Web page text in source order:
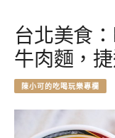
台北美食
牛肉麵，
陳小可的吃喝玩樂專欄